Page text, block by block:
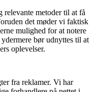
relevante metoder til at få
det møder vi faktisk
mulighed for at notere
bør udnyttes til at
oplevelser.
fra reklamer. Vi har